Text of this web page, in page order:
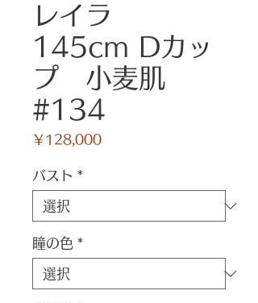
レイラ
145cm Dカッ
プ 小麦肌
#134
￥128,000価
バスト *
瞳の色 *